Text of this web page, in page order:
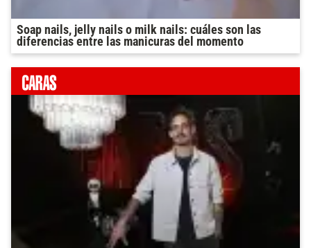
Soap nails, jelly nails o milk nails: cuáles son las
diferencias entre las manicuras del momento